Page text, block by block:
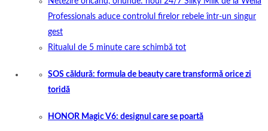
Professionals aduce controlul firelor rebele într-un singur
gest
Ritualul de 5 minute care schimbă tot
SOS căldură: formula de beauty care transformă orice zi
toridă
HONOR Magic V6: designul care se poartă